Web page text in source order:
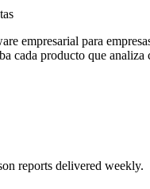
empresarial para
cada producto que
reports delivered weekly.